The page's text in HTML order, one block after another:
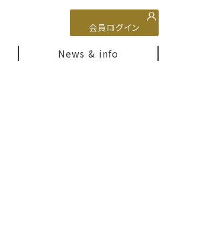
会員ログイン
News & info